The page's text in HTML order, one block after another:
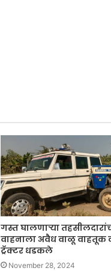
गस्त घालणाऱ्या
वाहनाला अवैध वाळू वाहतूक
ट्रॅक्टर धडकले
November 28, 2024